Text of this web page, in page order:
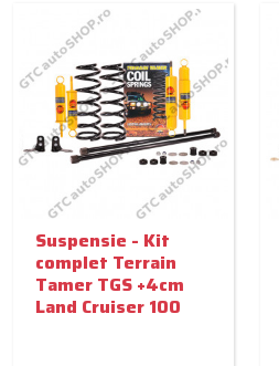
Suspensie - Kit
complet Terrain
Tamer TGS +4cm
Land Cruiser 100